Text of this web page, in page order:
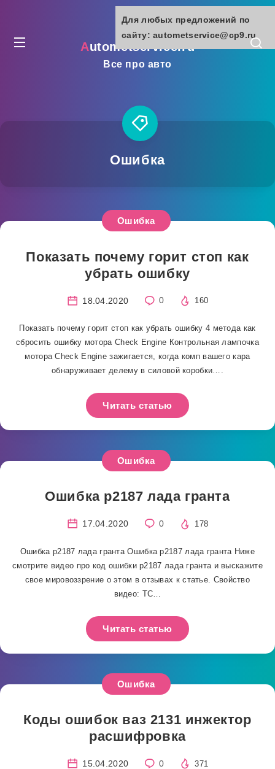
autometservice.ru
Все про авто
Ошибка
Ошибка
Показать почему горит стоп как
убрать ошибку
18.04.2020 0 160
Показать почему горит стоп как убрать ошибку 4 метода как
сбросить ошибку мотора Check Engine Контрольная лампочка
мотора Check Engine зажигается, когда комп вашего кара
обнаруживает делему в силовой коробки….
Читать статью
Ошибка
Ошибка р2187 лада гранта
17.04.2020 0 178
Ошибка р2187 лада гранта Ошибка р2187 лада гранта Ниже
смотрите видео про код ошибки р2187 лада гранта и выскажите
свое мировоззрение о этом в отзывах к статье. Свойство
видео: TC…
Читать статью
Ошибка
Коды ошибок ваз 2131 инжектор
расшифровка
15.04.2020 0 371
Для любых предложений по
сайту: autometservice@cp9.ru